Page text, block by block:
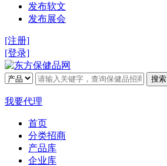
发布软文
发布展会
[注册]
[登录]
搜索
我要代理
首页
分类招商
产品库
企业库